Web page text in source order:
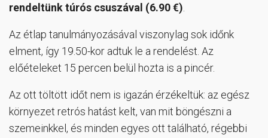
rendeltünk túrós csuszával (6.90 €).
Az étlap tanulmányozásával viszonylag sok időnk
elment, így 19.50-kor adtuk le a rendelést. Az
előételeket 15 percen belül hozta is a pincér.
Az ott töltött időt nem is igazán érzékeltük: az egész
környezet retrós hatást kelt, van mit böngészni a
szemeinkkel, és minden egyes ott található, régebbi